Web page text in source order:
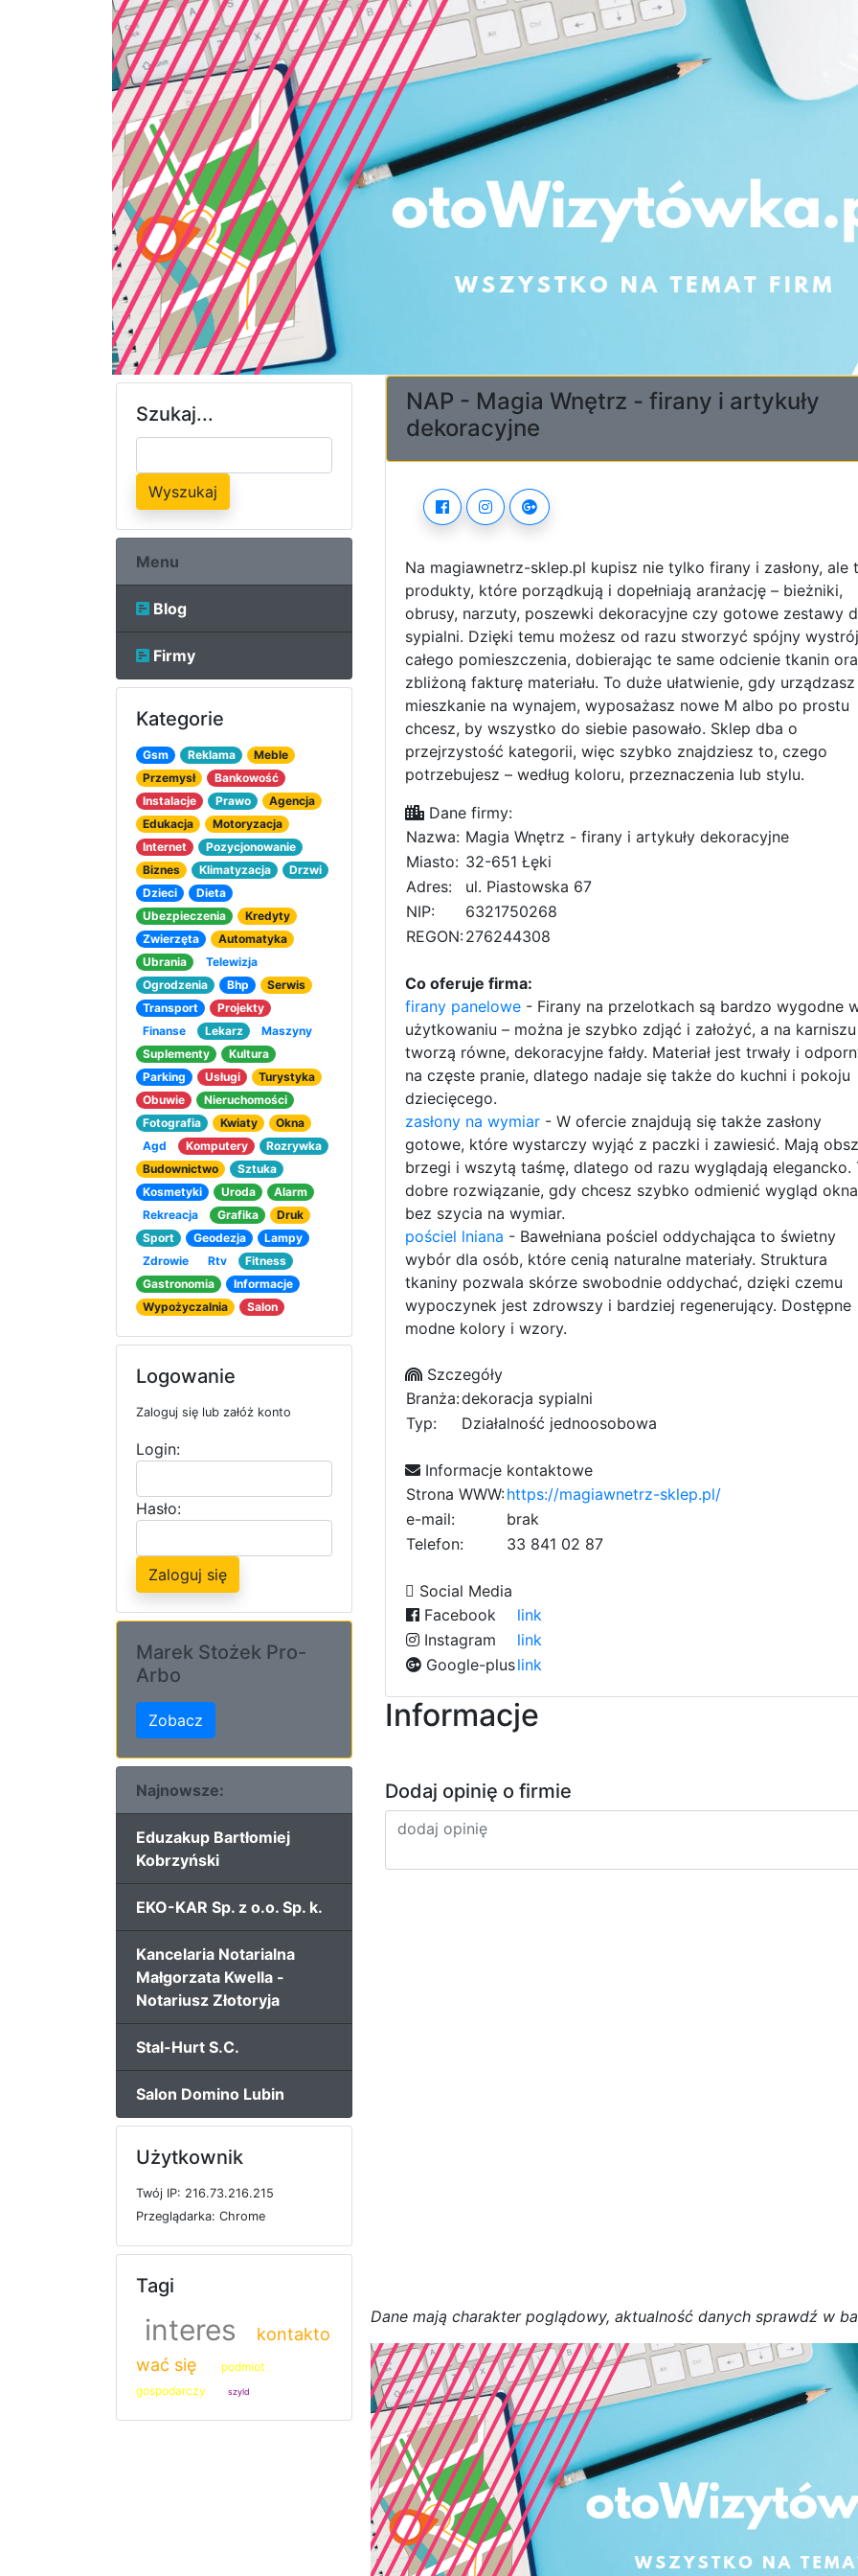
Szukaj...
Wyszukaj
Menu
Blog
Firmy
Kategorie
Gsm Reklama
Meble
Przemysł
Bankowość
Instalacje
Prawo
Agencja
Edukacja
Motoryzacja
Internet
Pozycjonowanie
Biznes
Klimatyzacja
Drzwi
Dzieci
Dieta
Ubezpieczenia
Kredyty
Zwierzęta
Automatyka
Ubrania
Telewizja
Ogrodzenia
Bhp
Serwis
Transport
Projekty
Finanse
Lekarz
Maszyny
Suplementy
Kultura
Parking
Usługi
Turystyka
Obuwie
Nieruchomości
Fotografia
Kwiaty
Okna
Agd
Komputery
Rozrywka
Budownictwo
Sztuka
Kosmetyki
Uroda
Alarm
Rekreacja
Grafika
Druk
Sport
Geodezja
Lampy
Zdrowie
Rtv
Fitness
Gastronomia
Informacje
Wypożyczalnia
Salon
Logowanie
Zaloguj się lub załóż konto
Login:
Hasło:
Zaloguj się
Marek Stożek Pro-
Arbo
Zobacz
Najnowsze:
Eduzakup Bartłomiej
Kobrzyński
EKO-KAR Sp. z o.o. Sp. k.
Kancelaria Notarialna
Małgorzata Kwella -
Notariusz Złotoryja
Stal-Hurt S.C.
Salon Domino Lubin
Użytkownik
Twój IP: 216.73.216.215
Przeglądarka: Chrome
Tagi
interes
kontakto
wać się
podmiot
gospodarczy
szyld
NAP - Magia Wnętrz - firany i artykuły
dekoracyjne
Na magiawnetrz-sklep.pl kupisz nie tylko firany i zasłony, ale
produkty, które porządkują i dopełniają aranżację – bieżniki,
obrusy, narzuty, poszewki dekoracyjne czy gotowe zestawy
sypialni. Dzięki temu możesz od razu stworzyć spójny wystrój
całego pomieszczenia, dobierając te same odcienie tkanin
zbliżoną fakturę materiału. To duże ułatwienie, gdy urządzasz
mieszkanie na wynajem, wyposażasz nowe M albo po prostu
chcesz, by wszystko do siebie pasowało. Sklep dba o
przejrzystość kategorii, więc szybko znajdziesz to, czego
potrzebujesz – według koloru, przeznaczenia lub stylu.
Dane firmy:
Nazwa: Magia Wnętrz - firany i artykuły dekoracyjne
Miasto: 32-651 Łęki
Adres:
ul. Piastowska 67
NIP:
6321750268
REGON:276244308
Co oferuje firma:
firany panelowe - Firany na przelotkach są bardzo wygodne
użytkowaniu – można je szybko zdjąć i założyć, a na karniszu
tworzą równe, dekoracyjne fałdy. Materiał jest trwały i
na częste pranie, dlatego nadaje się także do kuchni i pokoju
dziecięcego.
zasłony na wymiar - W ofercie znajdują się także zasłony
gotowe, które wystarczy wyjąć z paczki i zawiesić. Mają
brzegi i wszytą taśmę, dlatego od razu wyglądają elegancko.
dobre rozwiązanie, gdy chcesz szybko odmienić wygląd okna
bez szycia na wymiar.
pościel lniana - Bawełniana pościel oddychająca to świetny
wybór dla osób, które cenią naturalne materiały. Struktura
tkaniny pozwala skórze swobodnie oddychać, dzięki czemu
wypoczynek jest zdrowszy i bardziej regenerujący. Dostępne
modne kolory i wzory.
Szczegóły
Branża:dekoracja sypialni
Typ:
Działalność jednoosobowa
Informacje kontaktowe
Strona WWW:https://magiawnetrz-sklep.pl/
e-mail:
brak
Telefon:
33 6841 02 87
Social Media
Facebook
link
Instagram
link
Google-pluslink
Informacje
Dodaj opinię o firmie
Dane mają charakter poglądowy, aktualność danych sprawdź w